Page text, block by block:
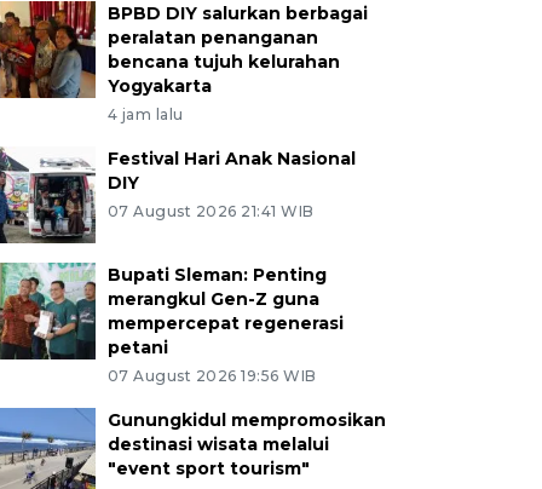
BPBD DIY salurkan berbagai
peralatan penanganan
bencana tujuh kelurahan
Yogyakarta
4 jam lalu
Festival Hari Anak Nasional
DIY
07 August 2026 21:41 WIB
Bupati Sleman: Penting
merangkul Gen-Z guna
mempercepat regenerasi
petani
07 August 2026 19:56 WIB
Gunungkidul mempromosikan
destinasi wisata melalui
"event sport tourism"